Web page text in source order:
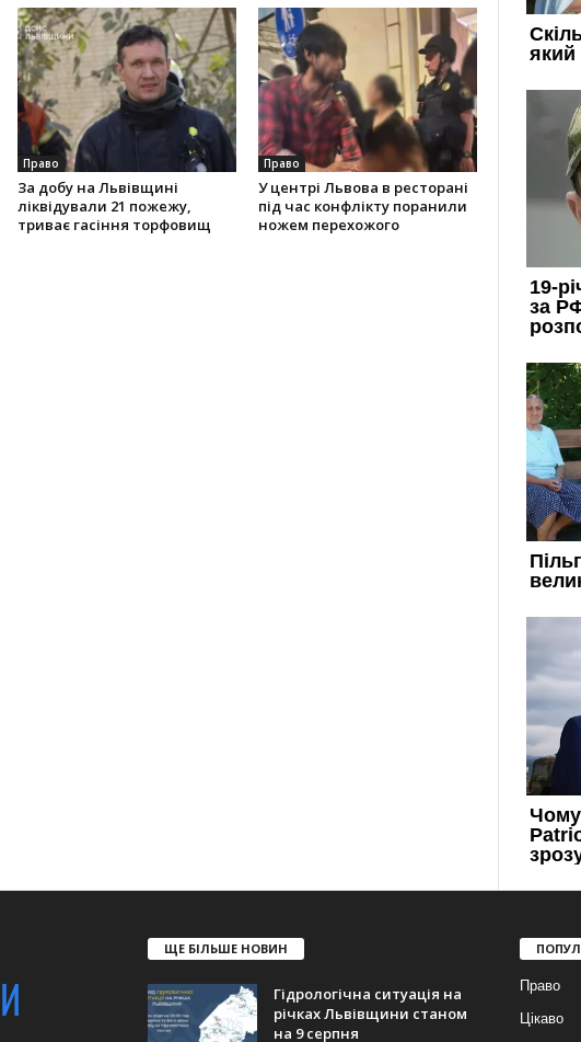
Право
За добу на Львівщині
ліквідували 21 пожежу,
триває гасіння торфовищ
Право
У центрі Львова в ресторані
під час конфлікту поранили
ножем перехожого
ЩЕ БІЛЬШЕ НОВИН
Гідрологічна ситуація на
річках Львівщини станом
на 9 серпня
Право
Цікаво